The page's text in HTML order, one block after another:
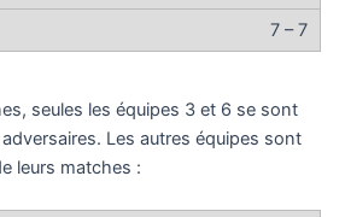
7 – 7
seules les équipes 3 et 6 se sont
Les autres équipes sont
leurs matches :